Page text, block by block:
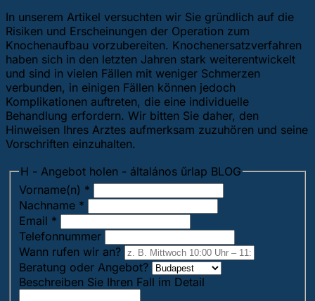
In unserem Artikel versuchten wir Sie gründlich auf die
Risiken und Erscheinungen der Operation zum
Knochenaufbau vorzubereiten. Knochenersatzverfahren
haben sich in den letzten Jahren stark weiterentwickelt
und sind in vielen Fällen mit weniger Schmerzen
verbunden, in einigen Fällen können jedoch
Komplikationen auftreten, die eine individuelle
Behandlung erfordern. Wir bitten Sie daher, den
Hinweisen Ihres Arztes aufmerksam zuzuhören und seine
Vorschriften einzuhalten.
H - Angebot holen - általános űrlap BLOG
Vorname(n) *
Nachname *
Email *
Telefonnummer
Wann rufen wir an?
Beratung oder Angebot?
Beschreiben Sie Ihren Fall im Detail